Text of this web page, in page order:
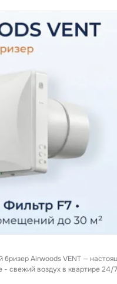
Airwoods VENT —
- свежий воздух в квартире 24/